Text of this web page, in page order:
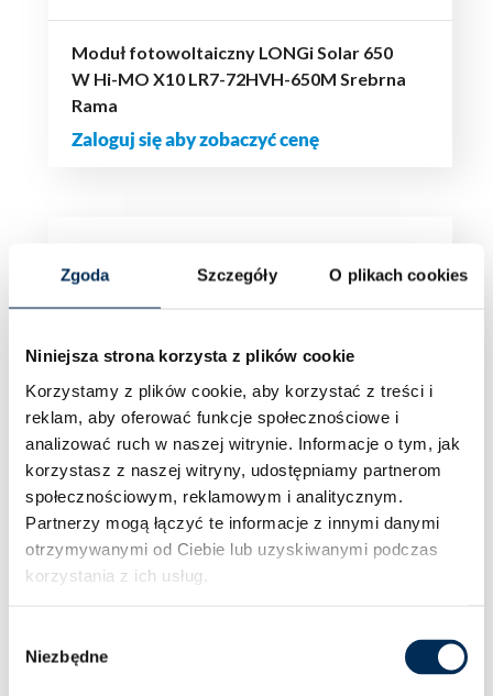
Zgoda Szczegóły O plikach cookies
Niniejsza strona korzysta z plików cookie
Korzystamy z plików cookie, aby korzystać z treści i
reklam, aby oferować funkcje społecznościowe i
analizować ruch w naszej witrynie. Informacje o tym, jak
korzystasz z naszej witryny, udostępniamy partnerom
społecznościowym, reklamowym i analitycznym.
Partnerzy mogą łączyć te informacje z innymi danymi
otrzymywanymi od Ciebie lub uzyskiwanymi podczas
korzystania z ich usług.
zgody
Niezbędne
Moduł fotowoltaiczny LONGi Solar 650
W Hi-MO X10 LR7-72HVH-650M Srebrna
Rama
Zaloguj się aby zobaczyć cenę
Wysokonapięciowy Magazyn Energii